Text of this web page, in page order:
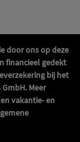
door ons op deze
financieel gedekt
bij het
Meer
vakantie- en